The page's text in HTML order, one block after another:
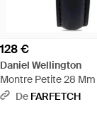
128 €
Daniel Wellington
Montre Petite 28
De FARFETCH